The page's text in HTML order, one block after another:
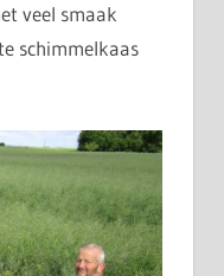
veel smaak
schimmelkaas